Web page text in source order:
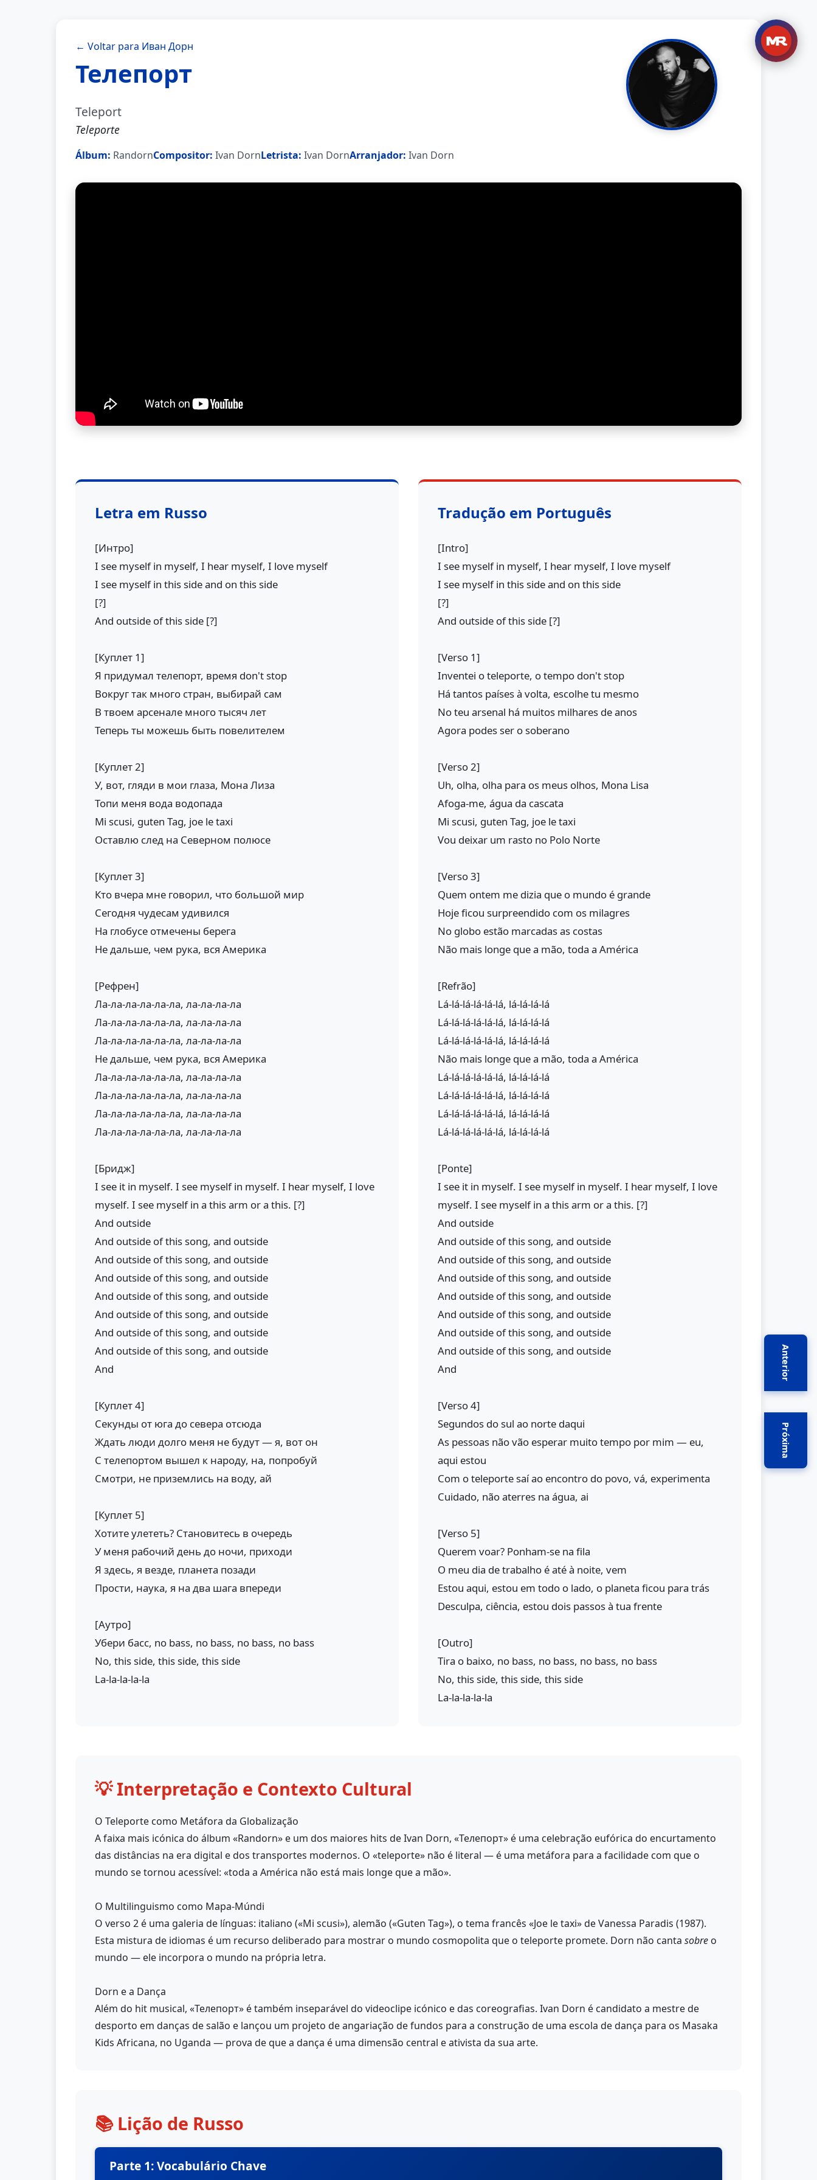
Anterior
Próxima
← Voltar para Иван Дорн
Телепорт
Teleport
Teleporte
Álbum: RandornCompositor: Ivan DornLetrista: Ivan DornArranjador: Ivan Dorn
Letra em Russo
[Интро]
I see myself in myself, I hear myself, I love myself
I see myself in this side and on this side
[?]
And outside of this side [?]
[Куплет 1]
Я придумал телепорт, время don't stop
Вокруг так много стран, выбирай сам
В твоем арсенале много тысяч лет
Теперь ты можешь быть повелителем
[Куплет 2]
У, вот, гляди в мои глаза, Мона Лиза
Топи меня вода водопада
Mi scusi, guten Tag, joe le taxi
Оставлю след на Северном полюсе
[Куплет 3]
Кто вчера мне говорил, что большой мир
Сегодня чудесам удивился
На глобусе отмечены берега
Не дальше, чем рука, вся Америка
[Рефрен]
Ла-ла-ла-ла-ла-ла, ла-ла-ла-ла
Ла-ла-ла-ла-ла-ла, ла-ла-ла-ла
Ла-ла-ла-ла-ла-ла, ла-ла-ла-ла
Не дальше, чем рука, вся Америка
Ла-ла-ла-ла-ла-ла, ла-ла-ла-ла
Ла-ла-ла-ла-ла-ла, ла-ла-ла-ла
Ла-ла-ла-ла-ла-ла, ла-ла-ла-ла
Ла-ла-ла-ла-ла-ла, ла-ла-ла-ла
[Бридж]
I see it in myself. I see myself in myself. I hear myself, I love
myself. I see myself in a this arm or a this. [?]
And outside
And outside of this song, and outside
And outside of this song, and outside
And outside of this song, and outside
And outside of this song, and outside
And outside of this song, and outside
And outside of this song, and outside
And outside of this song, and outside
And
[Куплет 4]
Секунды от юга до севера отсюда
Ждать люди долго меня не будут — я, вот он
С телепортом вышел к народу, на, попробуй
Смотри, не приземлись на воду, ай
[Куплет 5]
Хотите улететь? Становитесь в очередь
У меня рабочий день до ночи, приходи
Я здесь, я везде, планета позади
Прости, наука, я на два шага впереди
[Аутро]
Убери басс, no bass, no bass, no bass, no bass
No, this side, this side, this side
La-la-la-la-la
Tradução em Português
[Intro]
I see myself in myself, I hear myself, I love myself
I see myself in this side and on this side
[?]
And outside of this side [?]
[Verso 1]
Inventei o teleporte, o tempo don't stop
Há tantos países à volta, escolhe tu mesmo
No teu arsenal há muitos milhares de anos
Agora podes ser o soberano
[Verso 2]
Uh, olha, olha para os meus olhos, Mona Lisa
Afoga-me, água da cascata
Mi scusi, guten Tag, joe le taxi
Vou deixar um rasto no Polo Norte
[Verso 3]
Quem ontem me dizia que o mundo é grande
Hoje ficou surpreendido com os milagres
No globo estão marcadas as costas
Não mais longe que a mão, toda a América
[Refrão]
Lá-lá-lá-lá-lá-lá, lá-lá-lá-lá
Lá-lá-lá-lá-lá-lá, lá-lá-lá-lá
Lá-lá-lá-lá-lá-lá, lá-lá-lá-lá
Não mais longe que a mão, toda a América
Lá-lá-lá-lá-lá-lá, lá-lá-lá-lá
Lá-lá-lá-lá-lá-lá, lá-lá-lá-lá
Lá-lá-lá-lá-lá-lá, lá-lá-lá-lá
Lá-lá-lá-lá-lá-lá, lá-lá-lá-lá
[Ponte]
I see it in myself. I see myself in myself. I hear myself, I love
myself. I see myself in a this arm or a this. [?]
And outside
And outside of this song, and outside
And outside of this song, and outside
And outside of this song, and outside
And outside of this song, and outside
And outside of this song, and outside
And outside of this song, and outside
And outside of this song, and outside
And
[Verso 4]
Segundos do sul ao norte daqui
As pessoas não vão esperar muito tempo por mim — eu,
aqui estou
Com o teleporte saí ao encontro do povo, vá, experimenta
Cuidado, não aterres na água, ai
[Verso 5]
Querem voar? Ponham-se na fila
O meu dia de trabalho é até à noite, vem
Estou aqui, estou em todo o lado, o planeta ficou para trás
Desculpa, ciência, estou dois passos à tua frente
[Outro]
Tira o baixo, no bass, no bass, no bass, no bass
No, this side, this side, this side
La-la-la-la-la
💡 Interpretação e Contexto Cultural
O Teleporte como Metáfora da Globalização
A faixa mais icónica do álbum «Randorn» e um dos maiores hits de Ivan Dorn, «Телепорт» é uma celebração eufórica do encurtamento
das distâncias na era digital e dos transportes modernos. O «teleporte» não é literal — é uma metáfora para a facilidade com que o
mundo se tornou acessível: «toda a América não está mais longe que a mão».
O Multilinguismo como Mapa-Múndi
O verso 2 é uma galeria de línguas: italiano («Mi scusi»), alemão («Guten Tag»), o tema francês «Joe le taxi» de Vanessa Paradis (1987).
Esta mistura de idiomas é um recurso deliberado para mostrar o mundo cosmopolita que o teleporte promete. Dorn não canta sobre o
mundo — ele incorpora o mundo na própria letra.
Dorn e a Dança
Além do hit musical, «Телепорт» é também inseparável do videoclipe icónico e das coreografias. Ivan Dorn é candidato a mestre de
desporto em danças de salão e lançou um projeto de angariação de fundos para a construção de uma escola de dança para os Masaka
Kids Africana, no Uganda — prova de que a dança é uma dimensão central e ativista da sua arte.
📚 Lição de Russo
Parte 1: Vocabulário Chave